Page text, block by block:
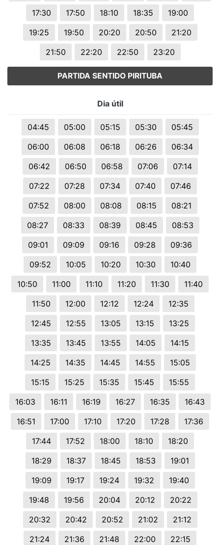
17:30 17:50 18:10 18:35
19:00
19:25
19:50 20:20 20:50
21:20
21:50
22:20 22:50 23:20
PARTIDA SENTIDO PIRITUBA
Dia útil
04:45 05:00 05:15 05:30
05:45
06:00
06:08 06:18 06:26
06:34
06:42
06:50 06:58 07:06
07:14
07:22
07:28 07:34 07:40
07:46
07:52
08:00 08:08 08:15
08:21
08:27
08:33 08:39 08:45
08:53
09:01
09:09 09:16 09:28
09:36
09:52
10:05 10:20 10:30
10:40
10:50
11:00 11:10 11:20 11:30
11:40
11:50
12:00 12:12 12:24
12:35
12:45
12:55 13:05 13:15
13:25
13:35
13:45 13:55 14:05
14:15
14:25
14:35 14:45 14:55
15:05
15:15
15:25 15:35 15:45
15:55
16:03
16:11 16:19 16:27 16:35
16:43
16:51
17:00 17:10 17:20 17:28
17:36
17:44
17:52 18:00 18:10
18:20
18:29
18:37 18:45 18:53
19:01
19:09
19:17 19:24 19:32
19:40
19:48
19:56 20:04 20:12
20:22
20:32
20:42 20:52 21:02
21:12
21:24
21:36 21:48 22:00
22:15